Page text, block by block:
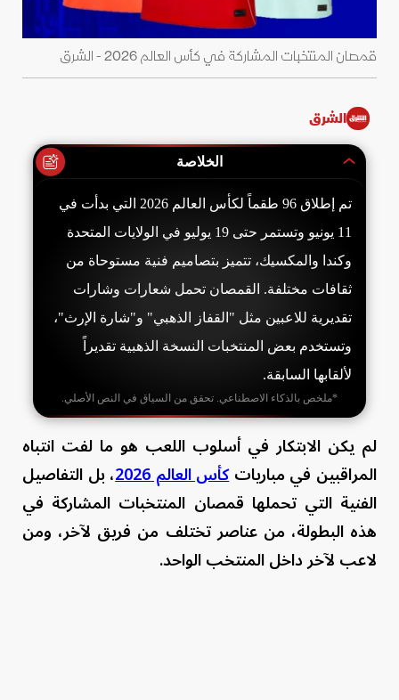
قمصان المنتخبات المشاركة في كأس العالم 2026 - الشرق
الشرق
الخلاصة
تم إطلاق 96 طقماً لكأس العالم 2026 التي بدأت في
11 يونيو وتستمر حتى 19 يوليو في الولايات المتحدة
وكندا والمكسيك، تتميز بتصاميم فنية مستوحاة من
ثقافات مختلفة. القمصان تحمل شعارات وشارات
تقديرية للاعبين مثل "القفاز الذهبي" و"شارة الإرث"،
وتستخدم بعض المنتخبات النسخة الذهبية تقديراً
لألقابها السابقة.
*ملخص بالذكاء الاصطناعي. تحقق من السياق في النص الأصلي.
لم يكن الابتكار في أسلوب اللعب هو ما لفت انتباه
المراقبين في مبارياتكأس العالم 2026
، بل التفاصيل
الفنية التي تحملها قمصان المنتخبات المشاركة في
هذه البطولة، من عناصر تختلف من فريق لآخر، ومن
لاعب لآخر داخل المنتخب الواحد.